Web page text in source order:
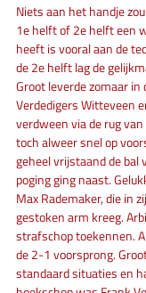
Niets aan het handje
1e helft of 2e helft een
heeft is vooral aan de
de 2e helft lag de
Groot leverde zomaar in
Verdedigers Witteveen
verdween via de rug
toch alweer snel op
geheel vrijstaand de bal
poging ging naast.
Max Rademaker, die in
gestoken arm kreeg.
strafschop toekennen.
de 2-1 voorsprong.
standaard situaties en